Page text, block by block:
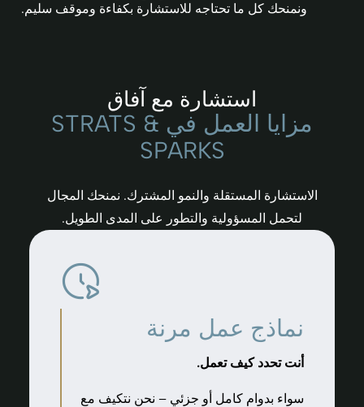
ونمنحك كل ما تحتاجه للاستشارة بكفاءة وموقف سليم.
استشارة مع آفاق
مزايا العمل في STRATS &
SPARKS
الاستشارة المستقلة والنمو المشترك. نمنحك المجال
لتحمل المسؤولية والتطور على المدى الطويل.
نماذج عمل مرنة
أنت تحدد كيف تعمل.
سواء بدوام كامل أو جزئي – نحن نتكيف مع